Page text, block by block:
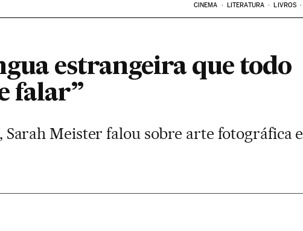
CINEMA LITERATURA LIVROS
estrangeira que todo
falar”
Sarah Meister falou sobre arte fotográfica e